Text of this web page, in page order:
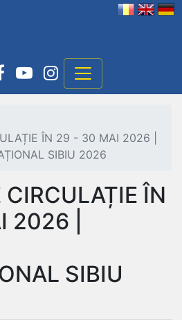
ÎN 29 - 30 MAI 2026 |
SIBIU 2026
CIRCULAȚIE ÎN
2026 |
SIBIU